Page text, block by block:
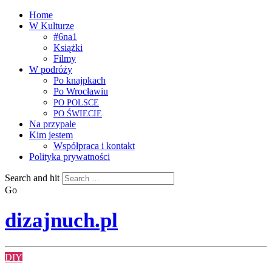
Home
W Kulturze
#6na1
Książki
Filmy
W podróży
Po knajpkach
Po Wrocławiu
PO POLSCE
PO ŚWIECIE
Na przypale
Kim jestem
Współpraca i kontakt
Polityka prywatności
Search and hit
Go
dizajnuch.pl
DIY